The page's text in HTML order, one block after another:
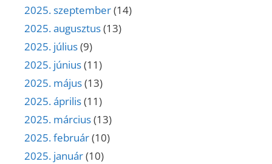
2025. szeptember(14)
2025. augusztus(13)
2025. július(9)
2025. június(11)
2025. május(13)
2025. április(11)
2025. március(13)
2025. február(10)
2025. január(10)